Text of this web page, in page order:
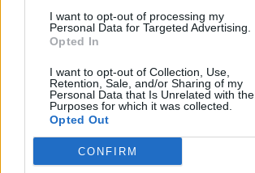
I want to opt-out of processing my
Personal Data for Targeted Advertising.
Opted In
I want to opt-out of Collection, Use,
Retention, Sale, and/or Sharing of my
Personal Data that Is Unrelated with the
Purposes for which it was collected.
Opted Out
CONFIRM